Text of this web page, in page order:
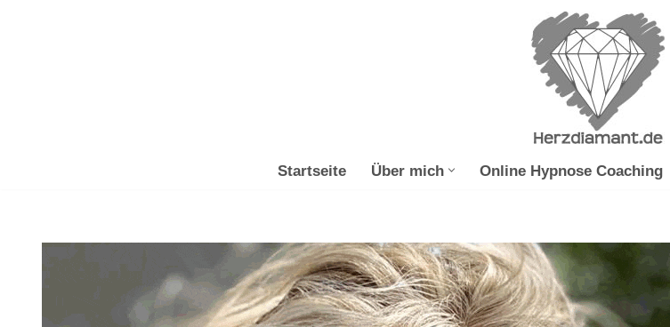
Startseite Über mich Online Hypnose Coaching